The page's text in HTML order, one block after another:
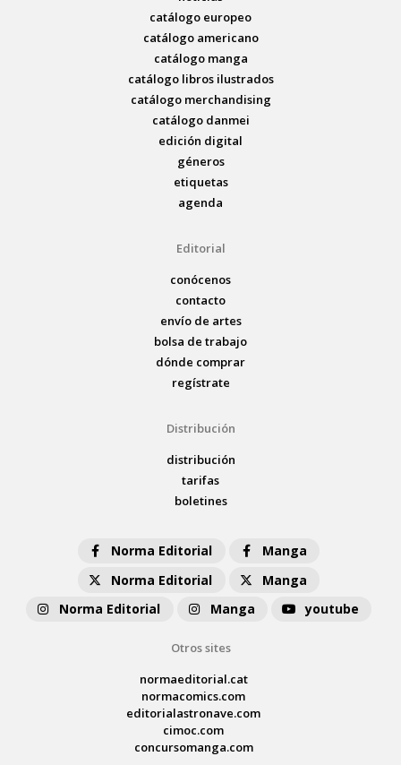
catálogo europeo
catálogo americano
catálogo manga
catálogo libros ilustrados
catálogo merchandising
catálogo danmei
edición digital
géneros
etiquetas
agenda
Editorial
conócenos
contacto
envío de artes
bolsa de trabajo
dónde comprar
regístrate
Distribución
distribución
tarifas
boletines
Norma Editorial
Manga
Norma Editorial
Manga
Norma Editorial
Manga youtube
Otros sites
normaeditorial.cat
normacomics.com
editorialastronave.com
cimoc.com
concursomanga.com